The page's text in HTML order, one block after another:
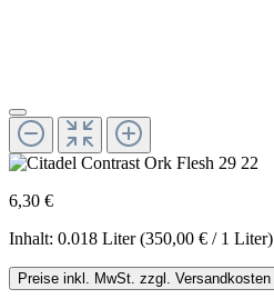
6,30 €
Inhalt: 0.018 Liter(350,00 € / 1 Liter)
Preise inkl. MwSt. zzgl. Versandkosten